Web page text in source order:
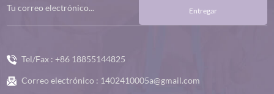
Entregar
Tel/Fax : +86 18855144825
Correo electrónico : 1402410005a@gmail.com